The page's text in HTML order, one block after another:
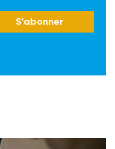
S'abonner